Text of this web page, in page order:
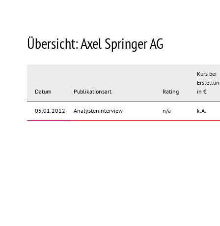
Übersicht: Axel Springer AG
Datum Publikationsart Rating
Kurs bei
in €
05.01.2012 Analysteninterview n/a k.A.